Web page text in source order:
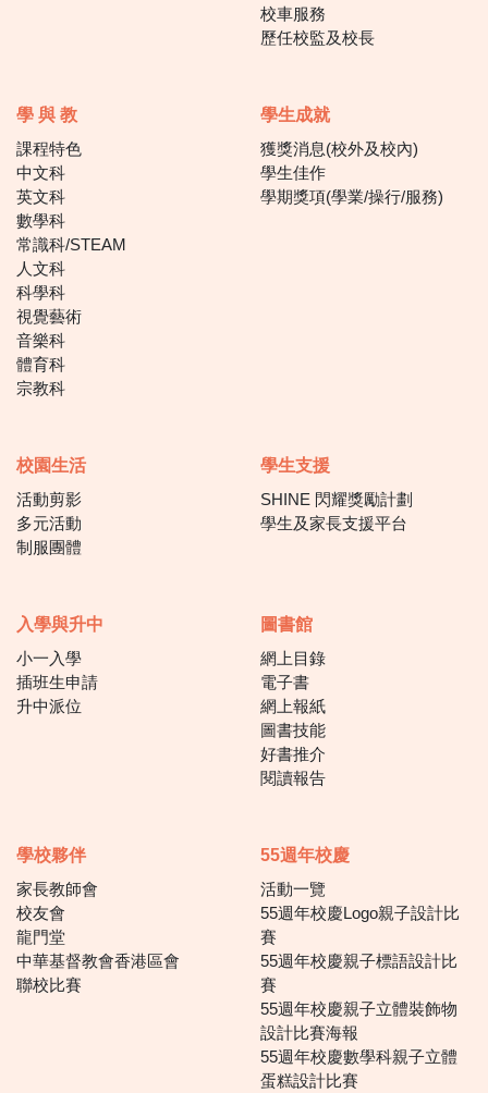
校車服務
歷任校監及校長
學 與 教
課程特色
中文科
英文科
數學科
常識科/STEAM
人文科
科學科
視覺藝術
音樂科
體育科
宗教科
學生成就
獲獎消息(校外及校內)
學生佳作
學期獎項(學業/操行/服務)
校園生活
活動剪影
多元活動
制服團體
學生支援
SHINE 閃耀獎勵計劃
學生及家長支援平台
入學與升中
小一入學
插班生申請
升中派位
圖書館
網上目錄
電子書
網上報紙
圖書技能
好書推介
閱讀報告
學校夥伴
家長教師會
校友會
龍門堂
中華基督教會香港區會
聯校比賽
55週年校慶
活動一覽
55週年校慶Logo親子設計比
賽
55週年校慶親子標語設計比
賽
55週年校慶親子立體裝飾物
設計比賽海報
55週年校慶數學科親子立體
蛋糕設計比賽